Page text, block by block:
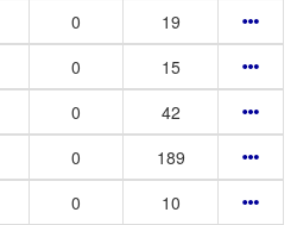
0
19
0
15
0
42
0
189
0
10